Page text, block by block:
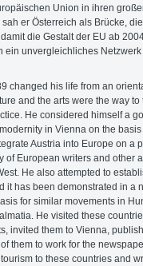
Union in ihren
er Österreich als Brücke,
die Gestalt der EU ab
ein unvergleichliches
changed his life from an
and the arts were the way
He considered himself a
in Vienna on the
Austria into Europe on a
of European writers and other
He also attempted to
it has been demonstrated in a
for similar movements in
He visited these
invited them to Vienna,
them to work for the
to these countries and